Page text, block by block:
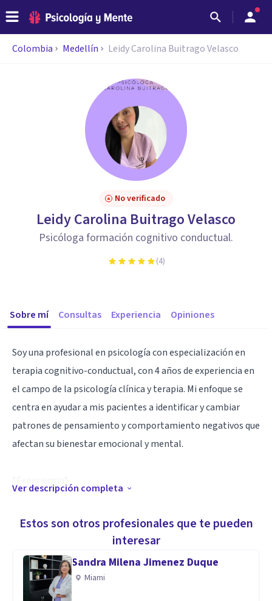
Colombia Medellín Leidy Carolina Buitrago Velasco
No verificado
Leidy Carolina Buitrago Velasco
Psicóloga formación cognitivo conductual.
(4)
Sobre mí Consultas Experiencia Opiniones
Soy una profesional en psicología con especialización en
terapia cognitivo-conductual, con 4 años de experiencia en
el campo de la psicología clínica y terapia. Mi enfoque se
centra en ayudar a mis pacientes a identificar y cambiar
patrones de pensamiento y comportamiento negativos que
afectan su bienestar emocional y mental.
- *Psicóloga clínica*: He trabajado con pacientes de diversas
edades y backgrounds, ayudándolos a superar desafíos
emocionales y conductuales.
- *Terapeuta cognitivo-conductual*: He utilizado técnicas
cognitivo-conductuales para ayudar a mis pacientes a
Ver descripción completa
Estos son otros profesionales que te pueden
interesar
Sandra Milena Jimenez Duque
Miami